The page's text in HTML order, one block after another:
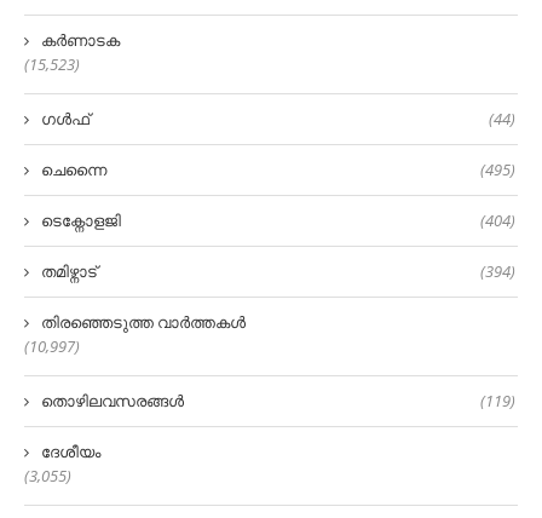
കർണാടക
(15,523)
ഗൾഫ് (44)
ചെന്നൈ (495)
ടെക്നോളജി (404)
തമിഴ്നാട് (394)
തിരഞ്ഞെടുത്ത വാർത്തകൾ
(10,997)
തൊഴിലവസരങ്ങൾ (119)
ദേശീയം
(3,055)